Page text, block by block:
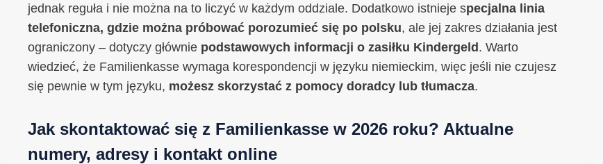
jednak reguła i nie można na to liczyć w każdym oddziale. Dodatkowo istnieje specjalna linia
telefoniczna, gdzie można próbować porozumieć się po polsku, ale jej zakres działania jest
ograniczony – dotyczy głównie podstawowych informacji o zasiłku Kindergeld. Warto
wiedzieć, że Familienkasse wymaga korespondencji w języku niemieckim, więc jeśli nie czujesz
się pewnie w tym języku, możesz skorzystać z pomocy doradcy lub tłumacza.
Jak skontaktować się z Familienkasse w 2026 roku? Aktualne
numery, adresy i kontakt online